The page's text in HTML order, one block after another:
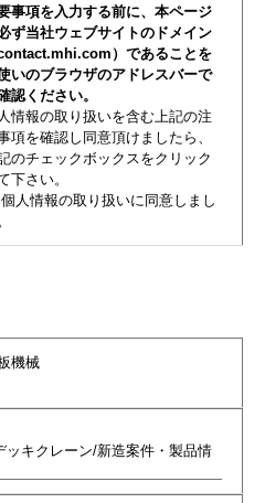
事項を入力する前に、本ページ
ず当社ウェブサイトのドメイン
contact.mhi.com）であることを
いのブラウザのアドレスバーで
認ください。
情報の取り扱いを含む上記の注
項を確認し同意頂けましたら、
のチェックボックスをクリック
下さい。
個人情報の取り扱いに同意しまし
機械